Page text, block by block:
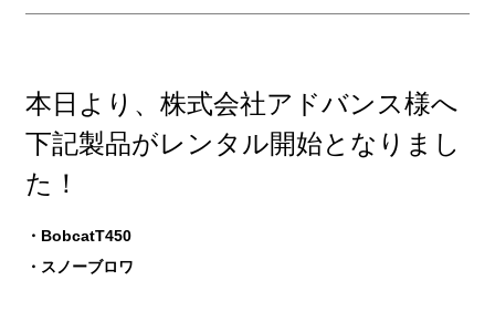
本日より、株式会社アドバンス様へ
下記製品がレンタル開始となりまし
た！
・BobcatT450
・スノーブロワ